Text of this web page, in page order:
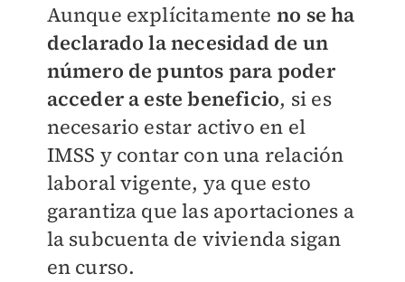
Aunque explícitamente no se ha
declarado la necesidad de un
número de puntos para poder
acceder a este beneficio, si es
necesario estar activo en el
IMSS y contar con una relación
laboral vigente, ya que esto
garantiza que las aportaciones a
la subcuenta de vivienda sigan
en curso.